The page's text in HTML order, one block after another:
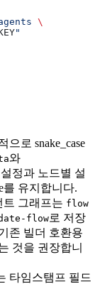
\
"
로 snake_case
와
정과 노드별 설
를 유지합니다.
그래프는 flow
flow로 저장
존 빌더 호환용
것을 권장합니
타임스탬프 필드